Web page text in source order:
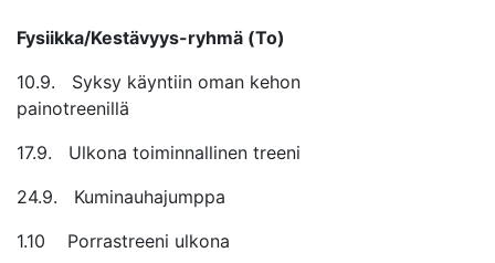
Fysiikka/Kestävyys-ryhmä (To)
10.9. Syksy käyntiin oman kehon
painotreenillä
17.9. Ulkona toiminnallinen treeni
24.9. Kuminauhajumppa
1.10 Porrastreeni ulkona